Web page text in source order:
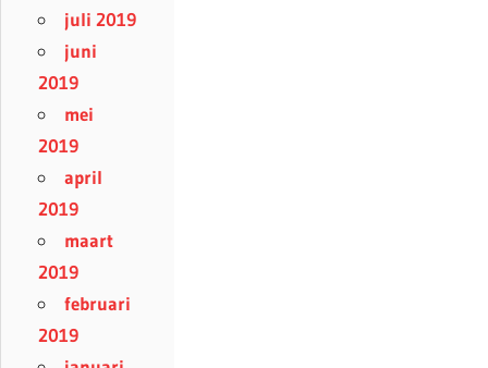
juli 2019
juni
2019
mei
2019
april
2019
maart
2019
februari
2019